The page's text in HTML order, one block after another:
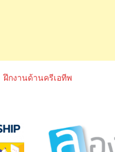
ฝึกงานด้านครีเอทีพ